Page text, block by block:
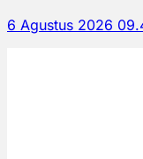
6 Agustus 2026